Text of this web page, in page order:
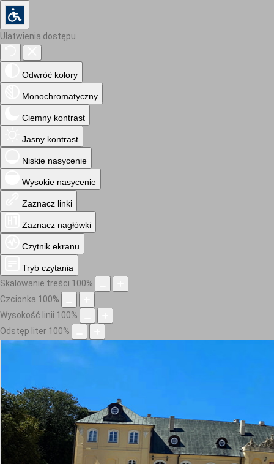
Ułatwienia dostępu
Odwróć kolory
Monochromatyczny
Ciemny kontrast
Jasny kontrast
Niskie nasycenie
Wysokie nasycenie
Zaznacz linki
Zaznacz nagłówki
Czytnik ekranu
Tryb czytania
Skalowanie treści 100%
Czcionka 100%
Wysokość linii 100%
Odstęp liter 100%